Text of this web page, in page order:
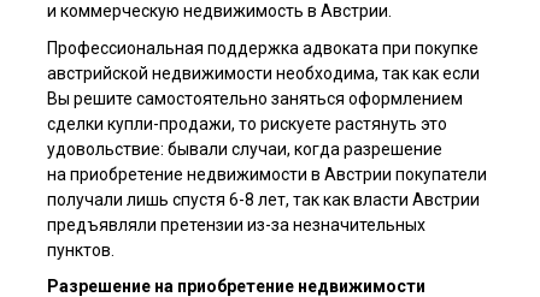
и коммерческую недвижимость в Австрии.
Профессиональная поддержка адвоката при покупке
австрийской недвижимости необходима, так как если
Вы решите самостоятельно заняться оформлением
сделки купли-продажи, то рискуете растянуть это
удовольствие: бывали случаи, когда разрешение
на приобретение недвижимости в Австрии покупатели
получали лишь спустя 6-8 лет, так как власти Австрии
предъявляли претензии из-за незначительных
пунктов.
Разрешение на приобретение недвижимости